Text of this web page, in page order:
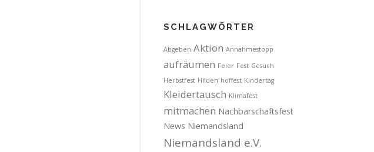
SCHLAGWÖRTER
Abgeben Aktion Annahmestopp
aufräumen Feier Fest Gesuch
Herbstfest Hilden hoffest Kindertag
Kleidertausch Klimafest
mitmachen Nachbarschaftsfest
News Niemandsland
Niemandsland e.V.